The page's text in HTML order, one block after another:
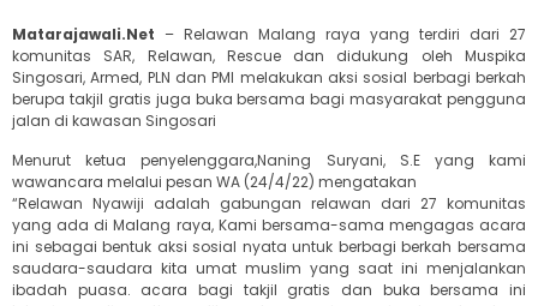
Matarajawali.Net – Relawan Malang raya yang terdiri dari 27
komunitas SAR, Relawan, Rescue dan didukung oleh Muspika
Singosari, Armed, PLN dan PMI melakukan aksi sosial berbagi berkah
berupa takjil gratis juga buka bersama bagi masyarakat pengguna
jalan di kawasan Singosari
Menurut ketua penyelenggara,Naning Suryani, S.E yang kami
wawancara melalui pesan WA (24/4/22) mengatakan
“Relawan Nyawiji adalah gabungan relawan dari 27 komunitas
yang ada di Malang raya, Kami bersama-sama mengagas acara
ini sebagai bentuk aksi sosial nyata untuk berbagi berkah bersama
saudara-saudara kita umat muslim yang saat ini menjalankan
ibadah puasa. acara bagi takjil gratis dan buka bersama ini